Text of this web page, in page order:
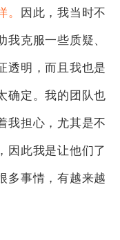
因此，我当时不
克服一些质疑、
透明，而且我也是
确定。我的团队也
我担心，尤其是不
因此我是让他们了
多事情，有越来越